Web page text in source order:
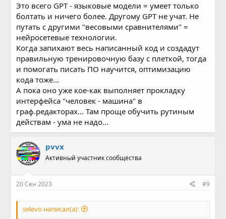
Это всего GPT - языковые модели = умеет только
болтать и ничего более. Другому GPT не учат. Не
путать с другими "весовыми сравнителями" =
нейросетевые технологии.
Когда запихают весь написанный код и создадут
правильную тренировочную базу с плеткой, тогда
и помогать писать ПО научится, оптимизацию
кода тоже...
А пока оно уже кое-как выполняет прокладку
интерфейса "человек - машина" в
граф.редакторах... Там проще обучить рутиным
действам - ума не надо...
pvvx
Активный участник сообщества
20 Сен 2023 #9
selevo написал(а):